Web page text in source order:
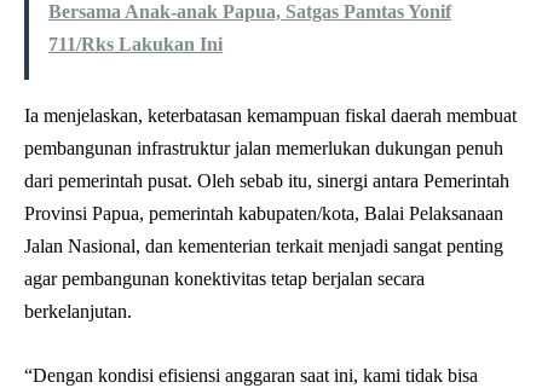
Bersama Anak-anak Papua, Satgas Pamtas Yonif
711/Rks Lakukan Ini
Ia menjelaskan, keterbatasan kemampuan fiskal daerah membuat
pembangunan infrastruktur jalan memerlukan dukungan penuh
dari pemerintah pusat. Oleh sebab itu, sinergi antara Pemerintah
Provinsi Papua, pemerintah kabupaten/kota, Balai Pelaksanaan
Jalan Nasional, dan kementerian terkait menjadi sangat penting
agar pembangunan konektivitas tetap berjalan secara
berkelanjutan.
“Dengan kondisi efisiensi anggaran saat ini, kami tidak bisa